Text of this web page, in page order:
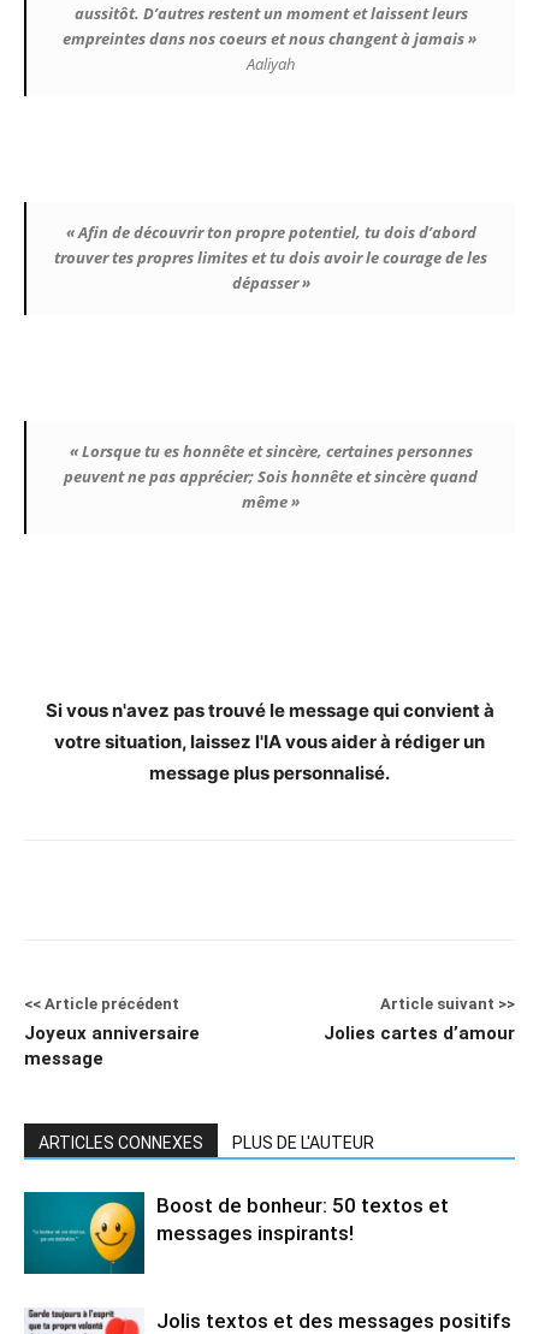
aussitôt. D’autres restent un moment et laissent leurs
empreintes dans nos coeurs et nous changent à jamais »
Aaliyah
« Afin de découvrir ton propre potentiel, tu dois d’abord
trouver tes propres limites et tu dois avoir le courage de les
dépasser »
« Lorsque tu es honnête et sincère, certaines personnes
peuvent ne pas apprécier; Sois honnête et sincère quand
même »
Si vous n'avez pas trouvé le message qui convient à
votre situation, laissez l'IA vous aider à rédiger un
message plus personnalisé.
<< Article précédent
Joyeux anniversaire
message
Article suivant >>
Jolies cartes d’amour
ARTICLES CONNEXES PLUS DE L'AUTEUR
Boost de bonheur: 50 textos et
messages inspirants!
Jolis textos et des messages positifs